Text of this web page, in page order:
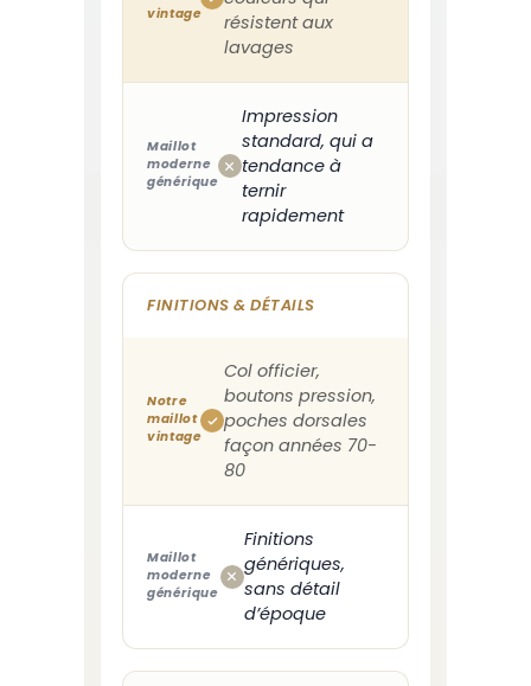
vintage
résistent aux
lavages
Maillot
moderne
générique
Impression
standard, qui a
tendance à
ternir
rapidement
FINITIONS & DÉTAILS
Notre
maillot
vintage
Col officier,
boutons pression,
poches dorsales
façon années 70-
80
Maillot
moderne
générique
Finitions
génériques,
sans détail
d’époque